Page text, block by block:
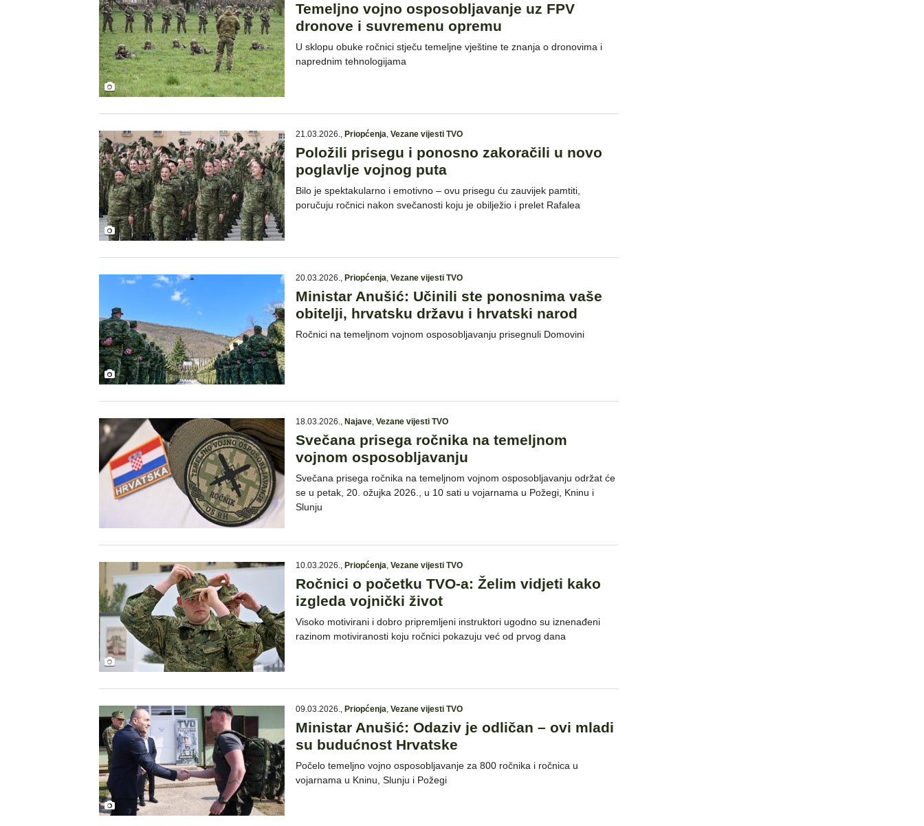
Temeljno vojno osposobljavanje uz FPV
dronove i suvremenu opremu
U sklopu obuke ročnici stječu temeljne vještine te znanja o dronovima i
naprednim tehnologijama
21.03.2026., Priopćenja, Vezane vijesti TVO
Položili prisegu i ponosno zakoračili u novo
poglavlje vojnog puta
Bilo je spektakularno i emotivno – ovu prisegu ću zauvijek pamtiti,
poručuju ročnici nakon svečanosti koju je obilježio i prelet Rafalea
20.03.2026., Priopćenja, Vezane vijesti TVO
Ministar Anušić: Učinili ste ponosnima vaše
obitelji, hrvatsku državu i hrvatski narod
Ročnici na temeljnom vojnom osposobljavanju prisegnuli Domovini
18.03.2026., Najave, Vezane vijesti TVO
Svečana prisega ročnika na temeljnom
vojnom osposobljavanju
Svečana prisega ročnika na temeljnom vojnom osposobljavanju održat će
se u petak, 20. ožujka 2026., u 10 sati u vojarnama u Požegi, Kninu i
Slunju
10.03.2026., Priopćenja, Vezane vijesti TVO
Ročnici o početku TVO-a: Želim vidjeti kako
izgleda vojnički život
Visoko motivirani i dobro pripremljeni instruktori ugodno su iznenađeni
razinom motiviranosti koju ročnici pokazuju već od prvog dana
09.03.2026., Priopćenja, Vezane vijesti TVO
Ministar Anušić: Odaziv je odličan – ovi mladi
su budućnost Hrvatske
Počelo temeljno vojno osposobljavanje za 800 ročnika i ročnica u
vojarnama u Kninu, Slunju i Požegi